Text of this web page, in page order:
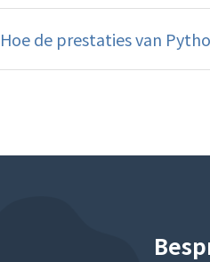
Hoe de prestaties van